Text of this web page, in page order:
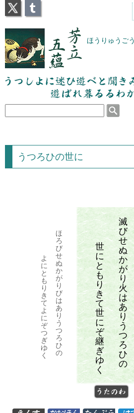
芳立五蘊 ほうりゅうご
うつしよに迷ひ遊べと聞きみれば遊
身なりけり
うつろひの世に
滅
び
せ
ぬ
か
が
り
火
は
あ
り
う
つ
ろ
ひ
の
世
に
と
も
り
き
て
世
に
ぞ
継
ぎ
ゆ
く
ほ
ろ
び
せ
ぬ
か
が
り
び
は
あ
り
う
つ
ろ
ひ
の
よ
に
と
も
り
き
て
よ
に
ぞ
つ
ぎ
ゆ
く
うたのわ
X Tumblr